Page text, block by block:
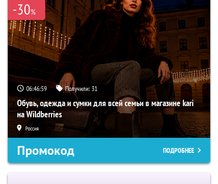
-30%
06:46:58 Получили: 31
Обувь, одежда и сумки для всей семьи в магазине kari
на Wildberries
Россия
Промокод ПОДРОБНЕЕ